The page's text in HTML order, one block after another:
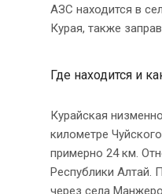
АЗС находится в
Курая, также
Где находится и
Курайская
километре
примерно 24 км.
Республики Алтай.
через села